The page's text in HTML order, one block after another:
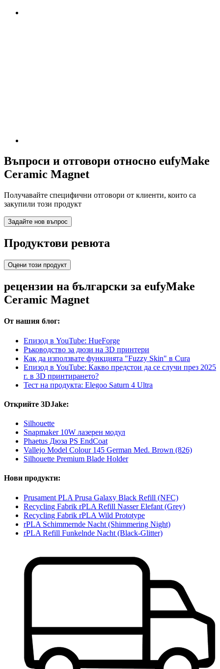
Въпроси и отговори относно eufyMake
Ceramic Magnet
Получавайте специфични отговори от клиенти, които са
закупили този продукт
Задайте нов въпрос
Продуктови ревюта
Оцени този продукт
рецензии на български за eufyMake
Ceramic Magnet
От нашия блог:
Епизод в YouTube: HueForge
Ръководство за дюзи на 3D принтери
Как да използвате функцията "Fuzzy Skin" в Cura
Епизод в YouTube: Какво предстои да се случи през 2025
г. в 3D принтирането?
Тест на продукта: Elegoo Saturn 4 Ultra
Открийте 3DJake:
Silhouette
Snapmaker 10W лазерен модул
Phaetus Дюза PS EndCoat
Vallejo Model Colour 145 German Med. Brown (826)
Silhouette Premium Blade Holder
Нови продукти:
Prusament PLA Prusa Galaxy Black Refill (NFC)
Recycling Fabrik rPLA Refill Nasser Elefant (Grey)
Recycling Fabrik rPLA Wild Prototype
rPLA Schimmernde Nacht (Shimmering Night)
rPLA Refill Funkelnde Nacht (Black-Glitter)